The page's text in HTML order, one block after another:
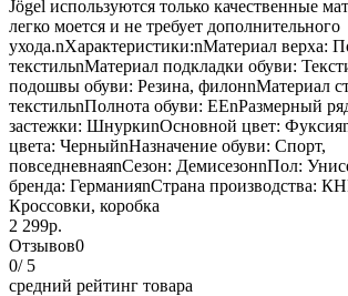
Jögel используются только качественные
легко моется и не требует дополнительного
ухода.nХарактеристики:nМатериал верха:
текстильnМатериал подкладки обуви:
подошвы обуви: Резина, филонnМатериал
текстильnПолнота обуви: ЕЕnРазмерный
застежки: ШнуркиnОсновной цвет:
цвета: ЧерныйnНазначение обуви: Спорт,
повседневнаяnСезон: ДемисезонnПол:
бренда: ГерманияnСтрана производства:
Кроссовки, коробка
2 299р.
Отзывов0
0/ 5
средний рейтинг товара